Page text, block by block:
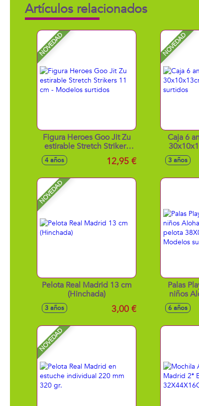
Artículos relacionados
NOVEDAD
Figura Heroes Goo Jit Zu
estirable Stretch Strikers
11 cm - Modelos surtidos
4 años 12,95 €
NOVEDAD
Caja 6
3 años
NOVEDAD
Pelota Real Madrid 13 cm
(Hinchada)
3 años 3,00 €
Palas
niños
con
6 años
NOVEDAD